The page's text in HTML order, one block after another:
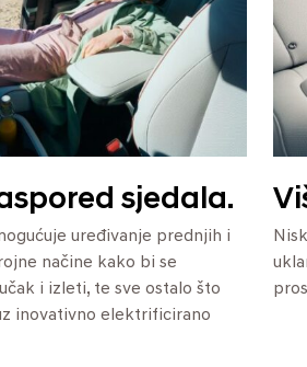
sjedala.
uređivanje prednjih i
načine kako bi se
i izleti, te sve ostalo što
inovativno elektrificirano